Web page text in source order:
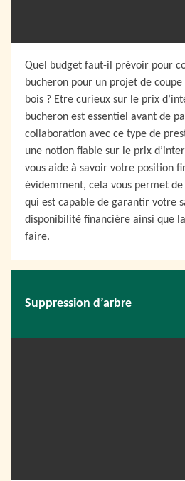
Quel budget faut-il prévoir pour
bucheron pour un projet de
bois ? Etre curieux sur le prix
bucheron est essentiel avant de
collaboration avec ce type de
une notion fiable sur le prix
vous aide à savoir votre position
évidemment, cela vous permet
qui est capable de garantir votre
disponibilité financière ainsi que
faire.
Suppression d’arbre